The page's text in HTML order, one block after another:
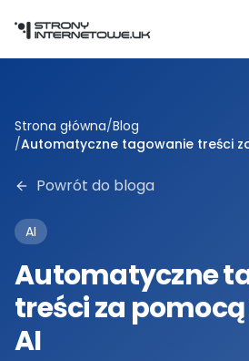
Strona główna/Blog
/Automatyczne tagowanie treści
Powrót do bloga
AI
Automatyczne
treści za
AI